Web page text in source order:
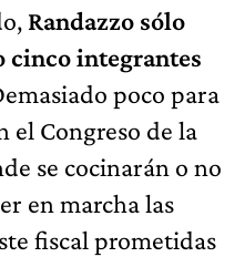
Randazzo sólo
cinco integrantes
poco para
el Congreso de la
se cocinarán o no
en marcha las
fiscal prometidas